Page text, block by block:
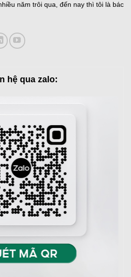
năm trôi qua, đến nay thì tôi là bác
hệ qua zalo: